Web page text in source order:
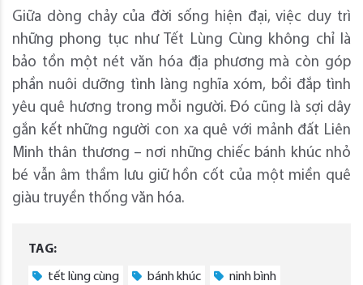
Giữa dòng chảy của đời sống hiện đại, việc duy trì
những phong tục như Tết Lùng Cùng không chỉ là
bảo tồn một nét văn hóa địa phương mà còn góp
phần nuôi dưỡng tình làng nghĩa xóm, bồi đắp tình
yêu quê hương trong mỗi người. Đó cũng là sợi dây
gắn kết những người con xa quê với mảnh đất Liên
Minh thân thương – nơi những chiếc bánh khúc nhỏ
bé vẫn âm thầm lưu giữ hồn cốt của một miền quê
giàu truyền thống văn hóa.
TAG:
tết lùng cùng bánh khúc ninh bình